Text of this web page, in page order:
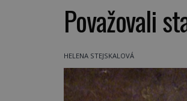
Považovali
HELENA STEJSKALOVÁ